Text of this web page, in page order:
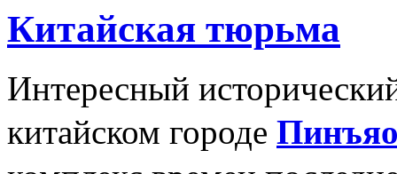
Китайская тюрьма
Интересный
китайском городе